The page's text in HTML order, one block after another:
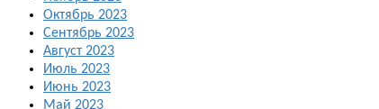
Октябрь 2023
Сентябрь 2023
Август 2023
Июль 2023
Июнь 2023
Май 2023